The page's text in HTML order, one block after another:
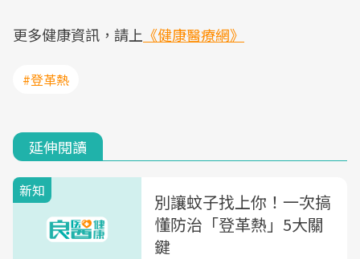
更多健康資訊，請上 《健康醫療網》
#登革熱
延伸閱讀
新知
別讓蚊子找上你！一次搞
懂防治「登革熱」5大關
鍵